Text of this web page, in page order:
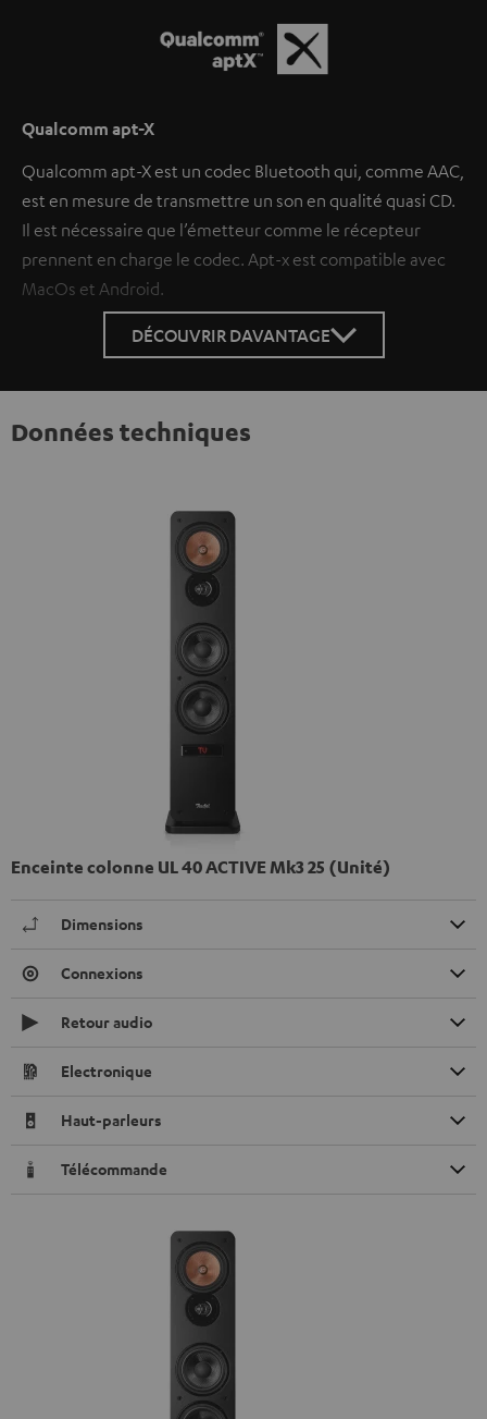
Qualcomm apt-X
Qualcomm apt-X est un codec Bluetooth qui, comme AAC,
est en mesure de transmettre un son en qualité quasi CD.
Il est nécessaire que l’émetteur comme le récepteur
prennent en charge le codec. Apt-x est compatible avec
MacOs et Android.
DÉCOUVRIR DAVANTAGE
Données techniques
Enceinte colonne UL 40 ACTIVE Mk3 25 (Unité)
Dimensions
Connexions
Retour audio
Electronique
Haut-parleurs
Télécommande